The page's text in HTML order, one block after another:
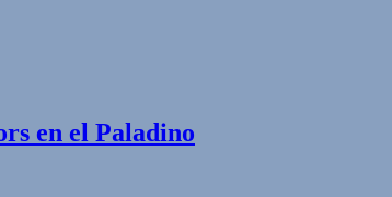
en el Paladino